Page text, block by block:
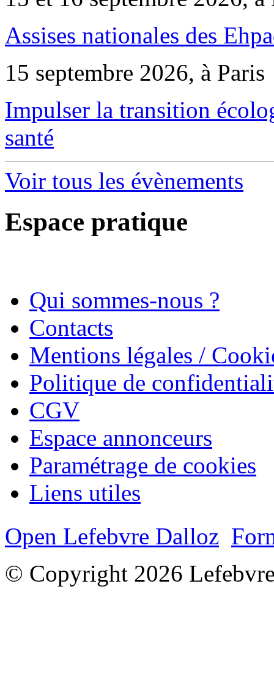
Assises nationales des
15 septembre 2026, à Paris
Impulser la transition
santé
Voir tous les évènements
Espace pratique
Qui sommes-nous ?
Contacts
Mentions légales /
Politique de
CGV
Espace annonceurs
Paramétrage de cookies
Liens utiles
Open Lefebvre Dalloz
© Copyright 2026